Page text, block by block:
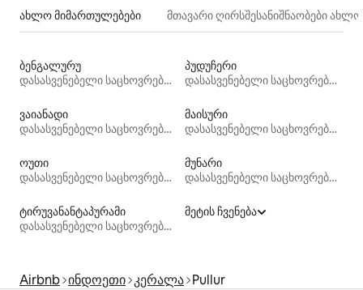
ახლო მიმართულებები მთავარი ღირსშესანიშნაობები
ბენგალურუ
დასასვენებელი საცხოვრებლები
პუდუჩერი
დასასვენებელი საცხოვრებლები
ვაიანადი
დასასვენებელი საცხოვრებლები
მაისური
დასასვენებელი საცხოვრებლები
ოუთი
დასასვენებელი საცხოვრებლები
მუნარი
დასასვენებელი საცხოვრებლები
ტირუვანანტაპურამი
დასასვენებელი საცხოვრებლები
მეტის ჩვენება
Airbnb ინდოეთი კერალა Pullur